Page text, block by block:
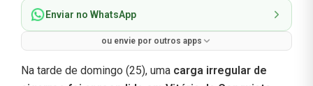
Enviar no WhatsApp
ou envie por outros apps
Na tarde de domingo (25), uma carga irregular de